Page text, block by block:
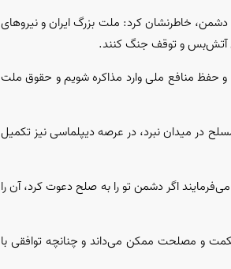
دشمن، خاطرنشان کرد: ملت بزرگ ایران و نیرو‌های
آتش‌بس و توقف جنگ کنند.
و حفظ منافع ملی وارد مذاکره شویم و حقوق ملت
در میدان نبرد، در عرصه دیپلماسی نیز تکمیل
اگر دشمن تو را به صلح دعوت کرد، آن را
و مصلحت ممکن می‌داند و چنانچه توافقی با